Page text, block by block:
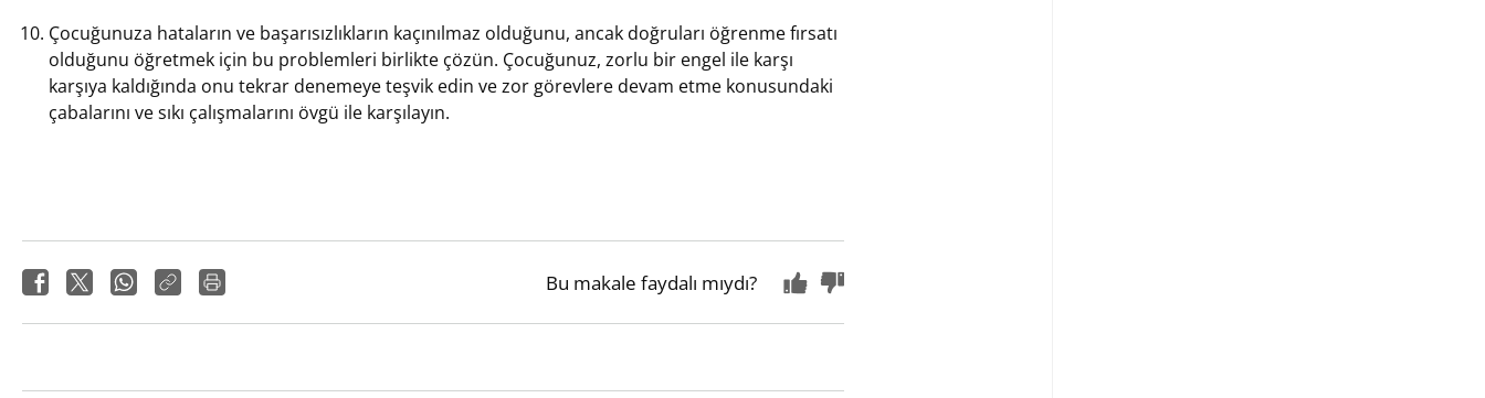
Çocuğunuza hataların ve başarısızlıkların kaçınılmaz olduğunu, ancak doğruları öğrenme fırsatı
olduğunu öğretmek için bu problemleri birlikte çözün. Çocuğunuz, zorlu bir engel ile karşı
karşıya kaldığında onu tekrar denemeye teşvik edin ve zor görevlere devam etme konusundaki
çabalarını ve sıkı çalışmalarını övgü ile karşılayın.
Bu makale faydalı mıydı?